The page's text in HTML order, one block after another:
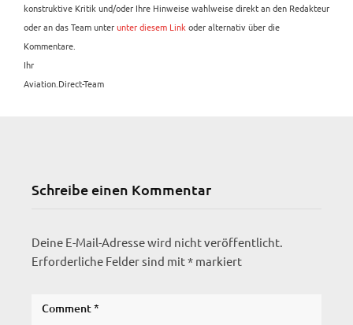
konstruktive Kritik und/oder Ihre Hinweise wahlweise direkt an den Redakteur
oder an das Team unterunter diesem Link oder alternativ über die
Kommentare.
Ihr
Aviation.Direct-Team
Schreibe einen Kommentar
Deine E-Mail-Adresse wird nicht veröffentlicht.
Erforderliche Felder sind mit* markiert